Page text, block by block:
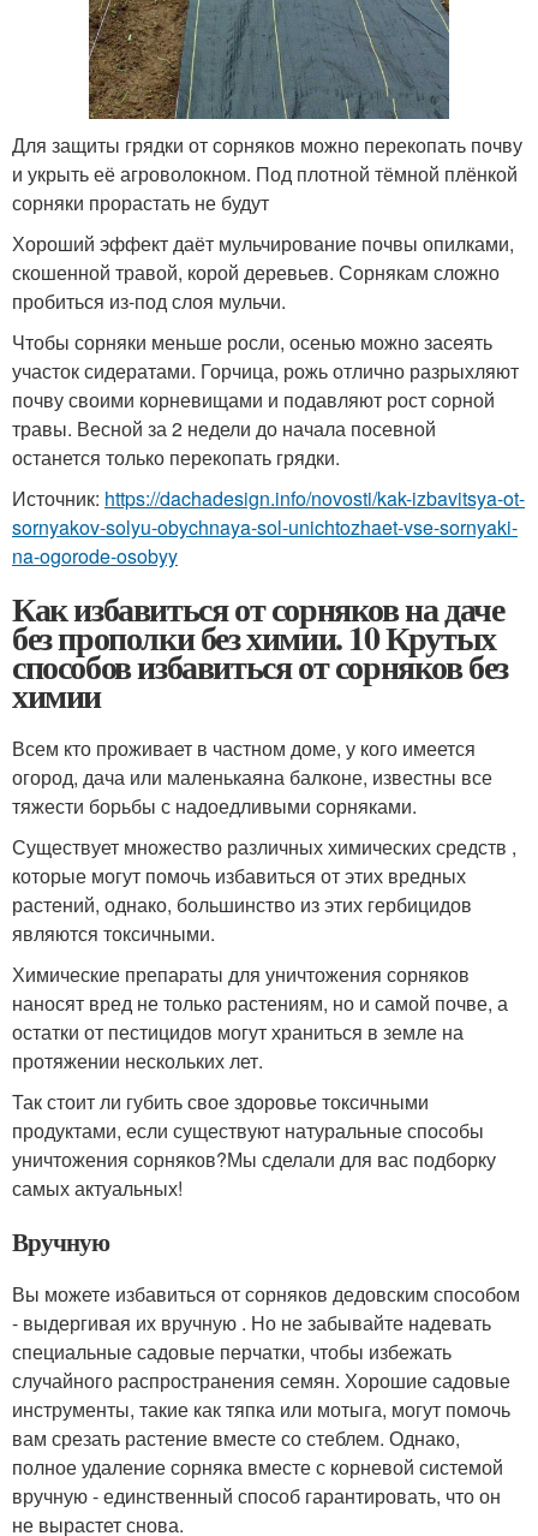
Для защиты грядки от сорняков можно перекопать почву
и укрыть её агроволокном. Под плотной тёмной плёнкой
сорняки прорастать не будут
Хороший эффект даёт мульчирование почвы опилками,
скошенной травой, корой деревьев. Сорнякам сложно
пробиться из-под слоя мульчи.
Чтобы сорняки меньше росли, осенью можно засеять
участок сидератами. Горчица, рожь отлично разрыхляют
почву своими корневищами и подавляют рост сорной
травы. Весной за 2 недели до начала посевной
останется только перекопать грядки.
Источник: https://dachadesign.info/novosti/kak-izbavitsya-ot-
sornyakov-solyu-obychnaya-sol-unichtozhaet-vse-sornyaki-
na-ogorode-osobyy
Как избавиться от сорняков на даче
без прополки без химии. 10 Крутых
способов избавиться от сорняков без
химии
Всем кто проживает в частном доме, у кого имеется
огород, дача или маленькаяна балконе, известны все
тяжести борьбы с надоедливыми сорняками.
Существует множество различных химических средств ,
которые могут помочь избавиться от этих вредных
растений, однако, большинство из этих гербицидов
являются токсичными.
Химические препараты для уничтожения сорняков
наносят вред не только растениям, но и самой почве, а
остатки от пестицидов могут храниться в земле на
протяжении нескольких лет.
Так стоит ли губить свое здоровье токсичными
продуктами, если существуют натуральные способы
уничтожения сорняков?Мы сделали для вас подборку
самых актуальных!
Вручную
Вы можете избавиться от сорняков дедовским способом
- выдергивая их вручную . Но не забывайте надевать
специальные садовые перчатки, чтобы избежать
случайного распространения семян. Хорошие садовые
инструменты, такие как тяпка или мотыга, могут помочь
вам срезать растение вместе со стеблем. Однако,
полное удаление сорняка вместе с корневой системой
вручную - единственный способ гарантировать, что он
не вырастет снова.